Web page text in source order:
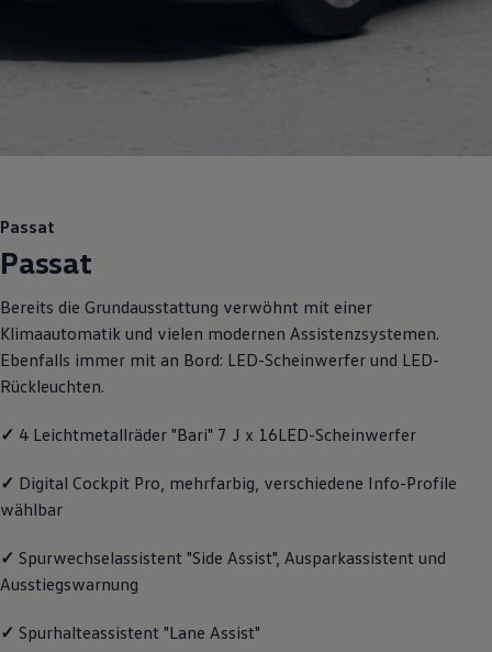
Pannen- und Unfallhilfe
Schutz und Pflege
Digitale Extras
Handy und Fahrzeug verbinden
Updates für Software, Karten und Radio
Über Ihr Auto
Vorgängermodelle
Warn- und Kontrollleuchten
Digitale Betriebsanleitung
Live Beratung
Transport
Familie
Elektromobilität
Pannen- und Unfallhilfe
Passat
Passat
Bereits die Grundausstattung verwöhnt mit einer
Klimaautomatik und vielen modernen Assistenzsystemen.
Ebenfalls immer mit an Bord: LED-Scheinwerfer und LED-
Rückleuchten.
✓ 4 Leichtmetallräder "Bari" 7 J x 16LED-Scheinwerfer
✓ Digital Cockpit Pro, mehrfarbig, verschiedene Info-Profile
wählbar
✓ Spurwechselassistent "Side Assist", Ausparkassistent und
Ausstiegswarnung
✓ Spurhalteassistent "Lane Assist"